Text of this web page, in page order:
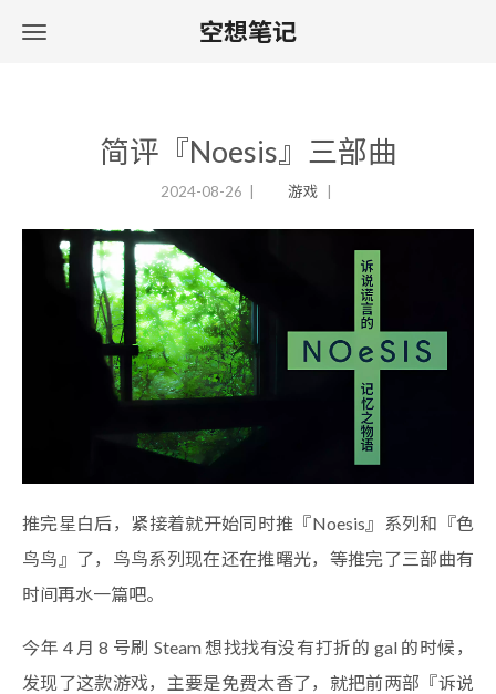
空想笔记
简评『Noesis』三部曲
2024-08-26 游戏
推完星白后，紧接着就开始同时推『Noesis』系列和『色
鸟鸟』了，鸟鸟系列现在还在推曙光，等推完了三部曲有
时间再水一篇吧。
今年 4 月 8 号刷 Steam 想找找有没有打折的 gal 的时候，
发现了这款游戏，主要是免费太香了，就把前两部『诉说